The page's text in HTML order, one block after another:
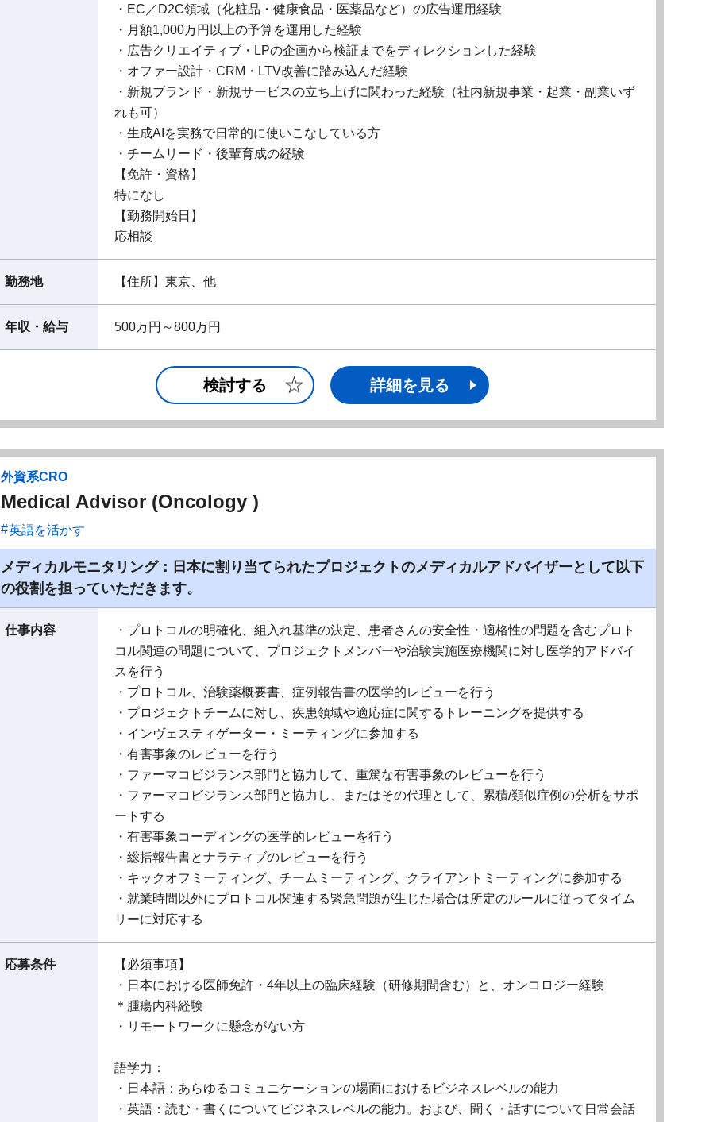
・EC／D2C領域（化粧品・健康食品・医薬品など）の広告運用経験
・月額1,000万円以上の予算を運用した経験
・広告クリエイティブ・LPの企画から検証までをディレクションした経験
・オファー設計・CRM・LTV改善に踏み込んだ経験
・新規ブランド・新規サービスの立ち上げに関わった経験（社内新規事業・起業・副業いず
れも可）
・生成AIを実務で日常的に使いこなしている方
・チームリード・後輩育成の経験
【免許・資格】
特になし
【勤務開始日】
応相談
勤務地 【住所】東京、他
年収・給与 500万円～800万円
検討する 詳細を見る
外資系CRO
Medical Advisor (Oncology )
英語を活かす
メディカルモニタリング：日本に割り当てられたプロジェクトのメディカルアドバイザーとして以下
の役割を担っていただきます。
仕事内容
・プロトコルの明確化、組入れ基準の決定、患者さんの安全性・適格性の問題を含むプロト
コル関連の問題について、プロジェクトメンバーや治験実施医療機関に対し医学的アドバイ
スを行う
・プロトコル、治験薬概要書、症例報告書の医学的レビューを行う
・プロジェクトチームに対し、疾患領域や適応症に関するトレーニングを提供する
・インヴェスティゲーター・ミーティングに参加する
・有害事象のレビューを行う
・ファーマコビジランス部門と協力して、重篤な有害事象のレビューを行う
・ファーマコビジランス部門と協力し、またはその代理として、累積/類似症例の分析をサポ
ートする
・有害事象コーディングの医学的レビューを行う
・総括報告書とナラティブのレビューを行う
・キックオフミーティング、チームミーティング、クライアントミーティングに参加する
・就業時間以外にプロトコル関連する緊急問題が生じた場合は所定のルールに従ってタイム
リーに対応する
応募条件
【必須事項】
・日本における医師免許・4年以上の臨床経験（研修期間含む）と、オンコロジー経験
＊腫瘍内科経験
・リモートワークに懸念がない方
語学力：
・日本語：あらゆるコミュニケーションの場面におけるビジネスレベルの能力
・英語：読む・書くについてビジネスレベルの能力。および、聞く・話すについて日常会話